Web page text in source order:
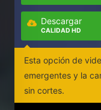
Descargar
CALIDAD HD
Esta opción de
emergentes y la
sin cortes.